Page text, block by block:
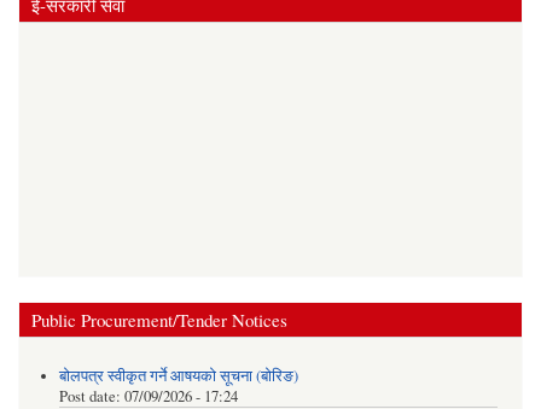
ई-सरकारी सेवा
Public Procurement/Tender Notices
बोलपत्र स्वीकृत गर्ने आषयको सूचना (बोरिङ)
Post date: 07/09/2026 - 17:24